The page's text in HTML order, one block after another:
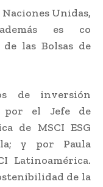
Unidas,
es co
las Bolsas de
de inversión
por el Jefe de
de MSCI ESG
y por Paula
Latinoamérica.
de la